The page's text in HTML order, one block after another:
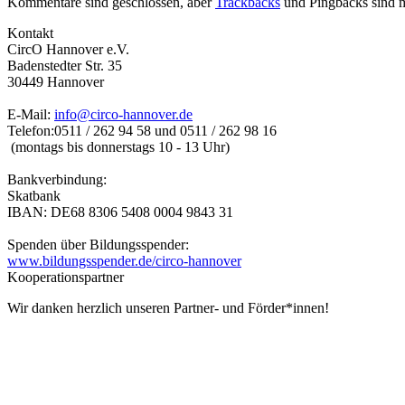
Kontakt
CircO Hannover e.V.
Badenstedter Str. 35
30449 Hannover
E-Mail: info@circo-hannover.de
Telefon:0511 / 262 94 58 und 0511 / 262 98 16
(montags bis donnerstags 10 - 13 Uhr)
Bankverbindung:
Skatbank
IBAN: DE68 8306 5408 0004 9843 31
Spenden über Bildungsspender:
www.bildungsspender.de/circo-hannover
Kooperationspartner
Wir danken herzlich unseren Partner- und Förder*innen!